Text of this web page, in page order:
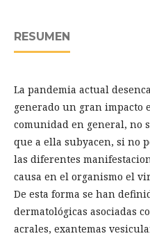
RESUMEN
La pandemia actual
generado un gran impacto
comunidad en general, no
que a ella subyacen, si no
las diferentes
causa en el organismo el
De esta forma se han
dermatológicas asociadas
acrales, exantemas